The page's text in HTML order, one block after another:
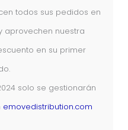
todos sus pedidos en
aprovechen nuestra
en su primer
solo se gestionarán
emovedistribution.com